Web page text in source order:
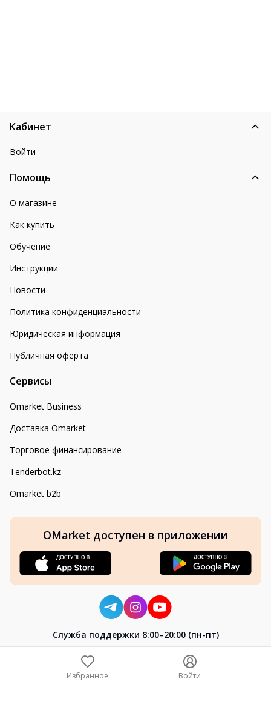
Кабинет
Войти
Помощь
О магазине
Как купить
Обучение
Инструкции
Новости
Политика конфиденциальности
Юридическая информация
Публичная оферта
Сервисы
Omarket Business
Доставка Omarket
Торговое финансирование
Tenderbot.kz
Omarket b2b
OMarket доступен в приложении
Cлужба поддержки 8:00–20:00 (пн-пт)
Избранное Войти